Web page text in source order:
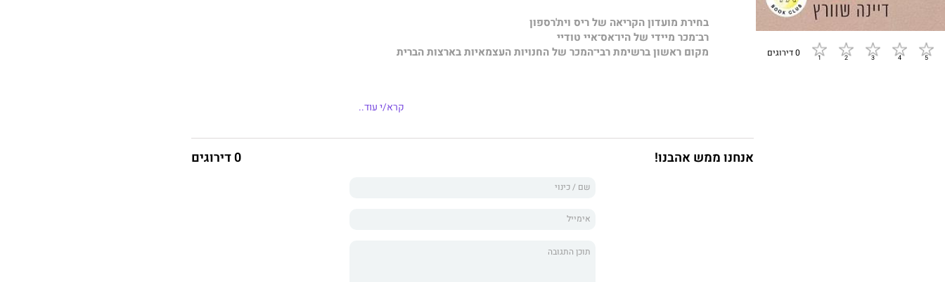
0 דירוגים
בחירת מועדון הקריאה של ריס וית'רספון
רב־מכר מיידי של היו־אס־איי טודיי
מקום ראשון ברשימת רבי־המכר של החנויות העצמאיות בארצות הברית
הייזל סינֶט היא עלמה מכובדת שחלומה להפוך לרופאה מנתחת גובר על רצונה
כשהם נתקלים זה בזה במפגש אקראי ליד אגודת האנטומיסטים של אדינבורו, הייזל
ד"ר ביצ'האם, רק מפני שנולדה למין הלא נכון, היא מבינה שהבחור המסתורי
כי הייזל הגיעה להסכמה עם ד"ר ביצ'האם: אם תצליח לעבור את בחינת הרפואה
מעשיים, ספרי הלימוד לא יספיקו – היא תזדקק גם לפרקטיקה שבניתוח גופות,
קרא/י עוד..
אנחנו ממש אהבנו! 0 דירוגים